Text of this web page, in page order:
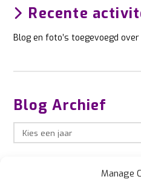
Manage
Recente
Blog en foto’s toegevoegd
Blog Archief